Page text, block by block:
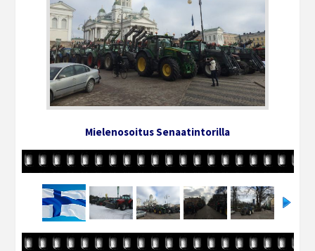
Mielenosoitus Senaatintorilla